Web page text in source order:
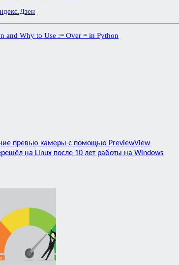
and Why to Use := Over = in Python
превью камеры с помощью PreviewView
на Linux после 10 лет работы на Windows